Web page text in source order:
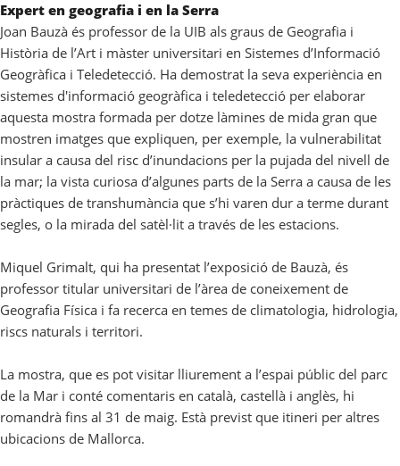
Expert en geografia i en la Serra
Joan Bauzà és professor de la UIB als graus de Geografia i
Història de l’Art i màster universitari en Sistemes d’Informació
Geogràfica i Teledetecció. Ha demostrat la seva experiència en
sistemes d'informació geogràfica i teledetecció per elaborar
aquesta mostra formada per dotze làmines de mida gran que
mostren imatges que expliquen, per exemple, la vulnerabilitat
insular a causa del risc d’inundacions per la pujada del nivell de
la mar; la vista curiosa d’algunes parts de la Serra a causa de les
pràctiques de transhumància que s’hi varen dur a terme durant
segles, o la mirada del satèl·lit a través de les estacions.
Miquel Grimalt, qui ha presentat l’exposició de Bauzà, és
professor titular universitari de l’àrea de coneixement de
Geografia Física i fa recerca en temes de climatologia, hidrologia,
riscs naturals i territori.
La mostra, que es pot visitar lliurement a l’espai públic del parc
de la Mar i conté comentaris en català, castellà i anglès, hi
romandrà fins al 31 de maig. Està previst que itineri per altres
ubicacions de Mallorca.